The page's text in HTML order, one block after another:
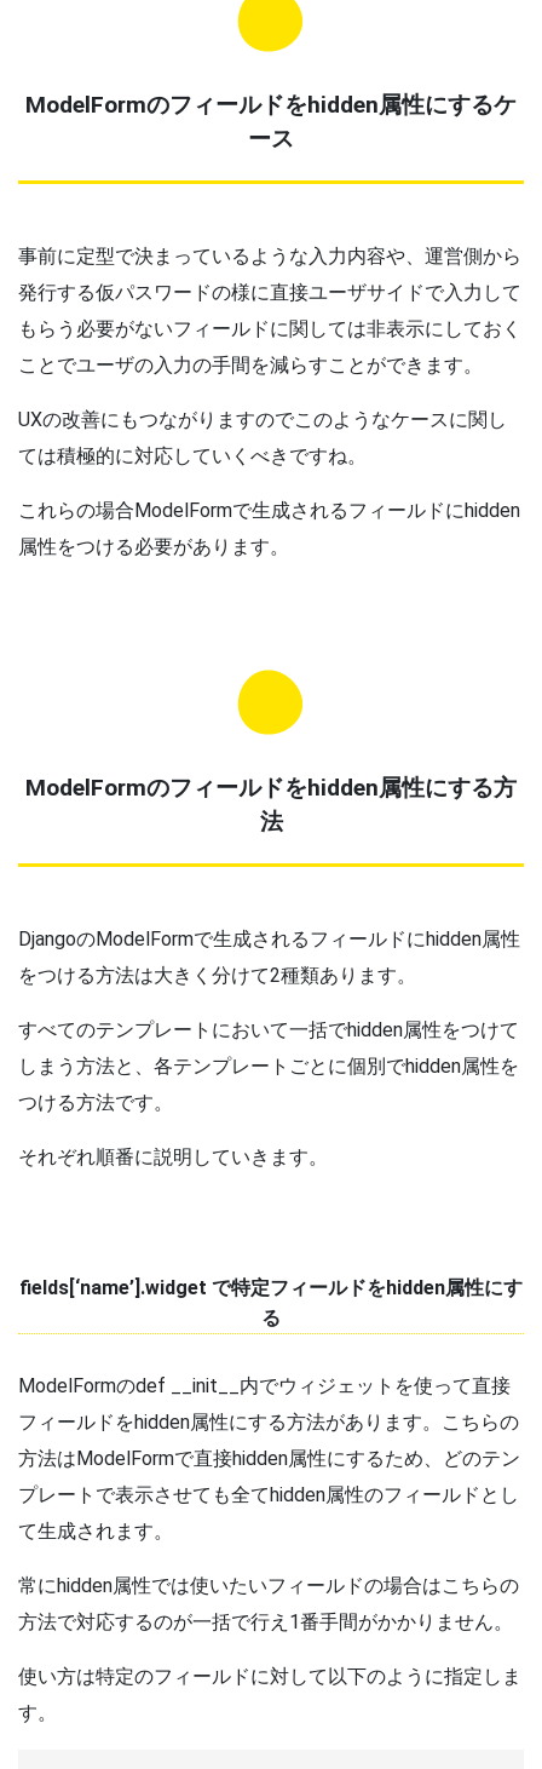
ModelFormのフィールドをhidden属性にするケ
ース
事前に定型で決まっているような入力内容や、運営側から
発行する仮パスワードの様に直接ユーザサイドで入力して
もらう必要がないフィールドに関しては非表示にしておく
ことでユーザの入力の手間を減らすことができます。
UXの改善にもつながりますのでこのようなケースに関し
ては積極的に対応していくべきですね。
これらの場合ModelFormで生成されるフィールドにhidden
属性をつける必要があります。
ModelFormのフィールドをhidden属性にする方
法
DjangoのModelFormで生成されるフィールドにhidden属性
をつける方法は大きく分けて2種類あります。
すべてのテンプレートにおいて一括でhidden属性をつけて
しまう方法と、各テンプレートごとに個別でhidden属性を
つける方法です。
それぞれ順番に説明していきます。
fields[‘name’].widget で特定フィールドをhidden属性にす
る
ModelFormのdef __init__内でウィジェットを使って直接
フィールドをhidden属性にする方法があります。こちらの
方法はModelFormで直接hidden属性にするため、どのテン
プレートで表示させても全てhidden属性のフィールドとし
て生成されます。
常にhidden属性では使いたいフィールドの場合はこちらの
方法で対応するのが一括で行え1番手間がかかりません。
使い方は特定のフィールドに対して以下のように指定しま
す。